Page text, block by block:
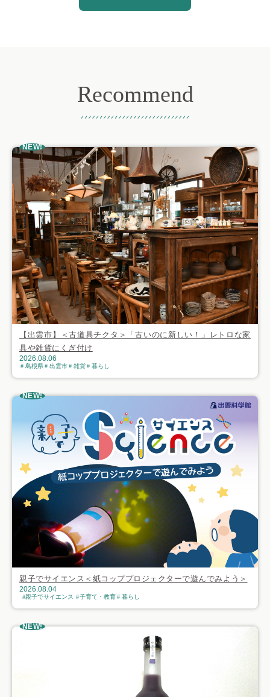
Recommend
NEW!
【出雲市】＜古道具チクタ＞「古いのに新しい！」レトロな家
具や雑貨にくぎ付け
2026.08.06
島根県 出雲市 雑貨 暮らし
NEW!
親子でサイエンス＜紙コッププロジェクターで遊んでみよう＞
2026.08.04
親子でサイエンス 子育て・教育 暮らし
NEW!